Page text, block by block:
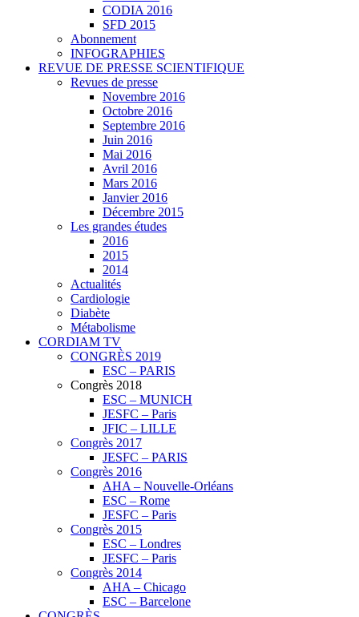
CODIA 2016
SFD 2015
Abonnement
INFOGRAPHIES
REVUE DE PRESSE SCIENTIFIQUE
Revues de presse
Novembre 2016
Octobre 2016
Septembre 2016
Juin 2016
Mai 2016
Avril 2016
Mars 2016
Janvier 2016
Décembre 2015
Les grandes études
2016
2015
2014
Actualités
Cardiologie
Diabète
Métabolisme
CORDIAM TV
CONGRÈS 2019
ESC – PARIS
Congrès 2018
ESC – MUNICH
JESFC – Paris
JFIC – LILLE
Congrès 2017
JESFC – PARIS
Congrès 2016
AHA – Nouvelle-Orléans
ESC – Rome
JESFC – Paris
Congrès 2015
ESC – Londres
JESFC – Paris
Congrès 2014
AHA – Chicago
ESC – Barcelone